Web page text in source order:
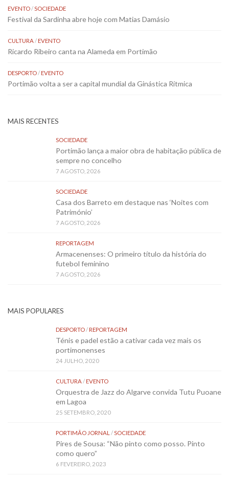
EVENTO/SOCIEDADE
Festival da Sardinha abre hoje com Matias Damásio
CULTURA/EVENTO
Ricardo Ribeiro canta na Alameda em Portimão
DESPORTO/EVENTO
Portimão volta a ser a capital mundial da Ginástica Rítmica
MAIS RECENTES
SOCIEDADE
Portimão lança a maior obra de habitação pública de
sempre no concelho
7 AGOSTO, 2026
SOCIEDADE
Casa dos Barreto em destaque nas ‘Noites com
Património’
7 AGOSTO, 2026
REPORTAGEM
Armacenenses: O primeiro título da história do
futebol feminino
7 AGOSTO, 2026
MAIS POPULARES
DESPORTO/REPORTAGEM
Ténis e padel estão a cativar cada vez mais os
portimonenses
24 JULHO, 2020
CULTURA/EVENTO
Orquestra de Jazz do Algarve convida Tutu Puoane
em Lagoa
25 SETEMBRO, 2020
PORTIMÃO JORNAL /SOCIEDADE
Pires de Sousa: “Não pinto como posso. Pinto
como quero”
6 FEVEREIRO, 2023